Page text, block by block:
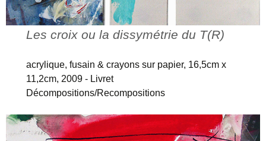
Les croix ou la dissymétrie du T(R)
acrylique, fusain & crayons sur papier, 16,5cm x
11,2cm, 2009 - Livret
Décompositions/Recompositions